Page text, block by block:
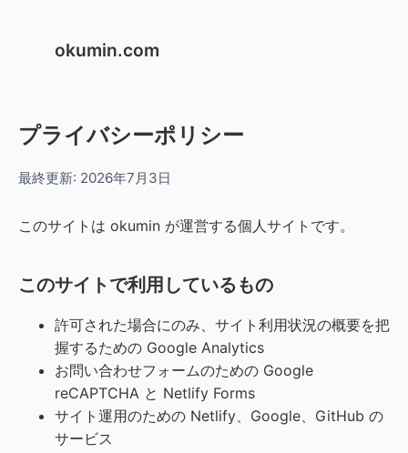
okumin.com
プライバシーポリシー
最終更新: 2026年7月3日
このサイトは okumin が運営する個人サイトです。
このサイトで利用しているもの
許可された場合にのみ、サイト利用状況の概要を把
握するための Google Analytics
お問い合わせフォームのための Google
reCAPTCHA と Netlify Forms
サイト運用のための Netlify、Google、GitHub の
サービス